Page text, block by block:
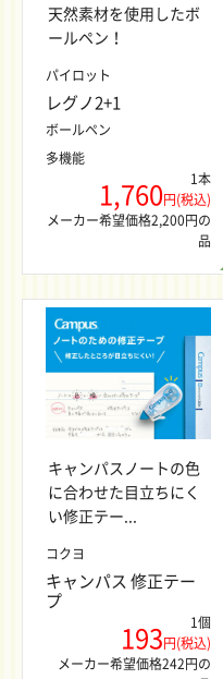
天然素材を使用したボ
ールペン！
パイロット
レグノ2+1
ボールペン
多機能
1本
1,760円(税込)
メーカー希望価格2,200円の
品
キャンパスノートの色
に合わせた目立ちにく
い修正テー...
コクヨ
キャンパス 修正テー
プ
1個
193円(税込)
メーカー希望価格242円の